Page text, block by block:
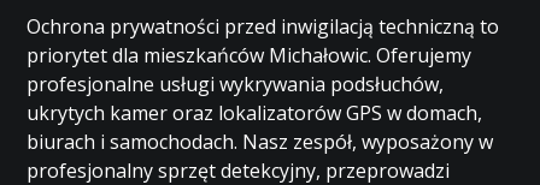
Ochrona prywatności przed inwigilacją techniczną to
priorytet dla mieszkańców Michałowic. Oferujemy
profesjonalne usługi wykrywania podsłuchów,
ukrytych kamer oraz lokalizatorów GPS w domach,
biurach i samochodach. Nasz zespół, wyposażony w
profesjonalny sprzęt detekcyjny, przeprowadzi